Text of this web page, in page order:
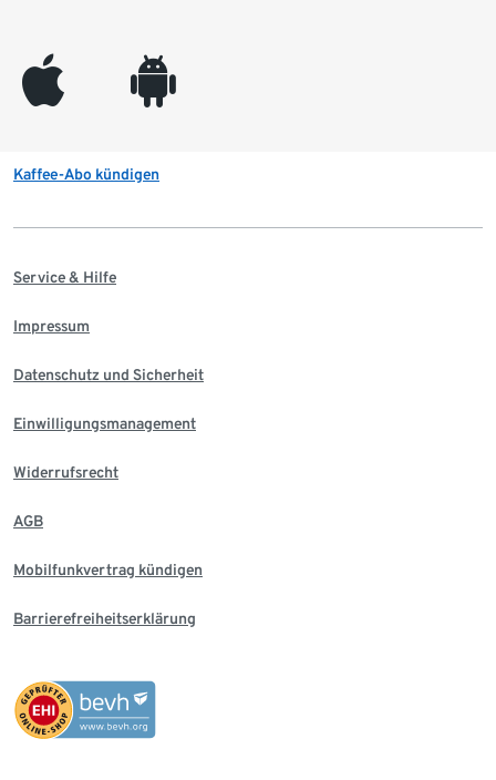
appleinc android
Kaffee-Abo kündigen
Service & Hilfe
Impressum
Datenschutz und Sicherheit
Einwilligungsmanagement
Widerrufsrecht
AGB
Mobilfunkvertrag kündigen
Barrierefreiheitserklärung